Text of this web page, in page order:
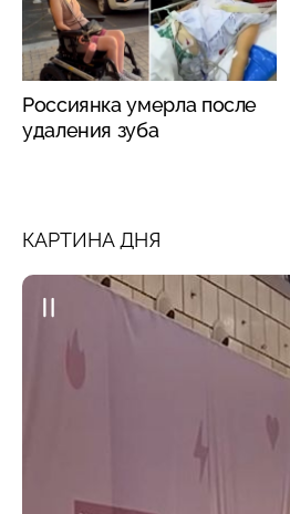
Россиянка умерла после
удаления зуба
КАРТИНА ДНЯ